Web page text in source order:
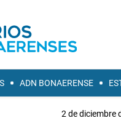
ADN BONAERENSE
2 de diciembre